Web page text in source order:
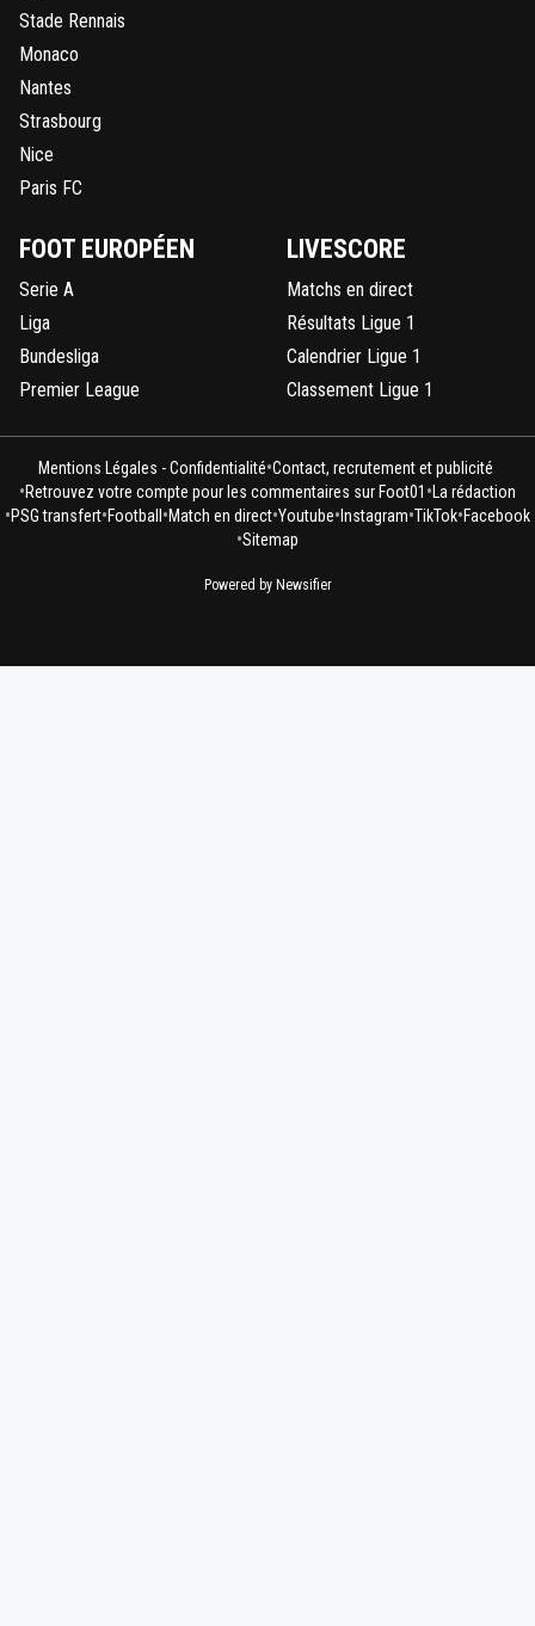
Stade Rennais
Monaco
Nantes
Strasbourg
Nice
Paris FC
FOOT EUROPÉEN
Serie A
Liga
Bundesliga
Premier League
LIVESCORE
Matchs en direct
Résultats Ligue 1
Calendrier Ligue 1
Classement Ligue 1
Mentions Légales - Confidentialité•Contact, recrutement et publicité
•Retrouvez votre compte pour les commentaires sur Foot01 • La rédaction
•PSG transfert•Football •Match en direct•Youtube• Instagram•TikTok•Facebook
•Sitemap
Powered by Newsifier